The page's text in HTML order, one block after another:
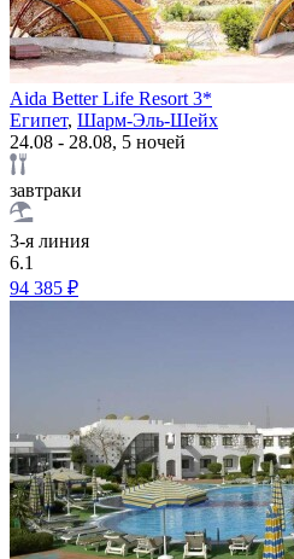
Aida Better Life Resort 3*
Египет, Шарм-Эль-Шейх
24.08 - 28.08, 5 ночей
завтраки
3-я линия
6.1
94 385 ₽